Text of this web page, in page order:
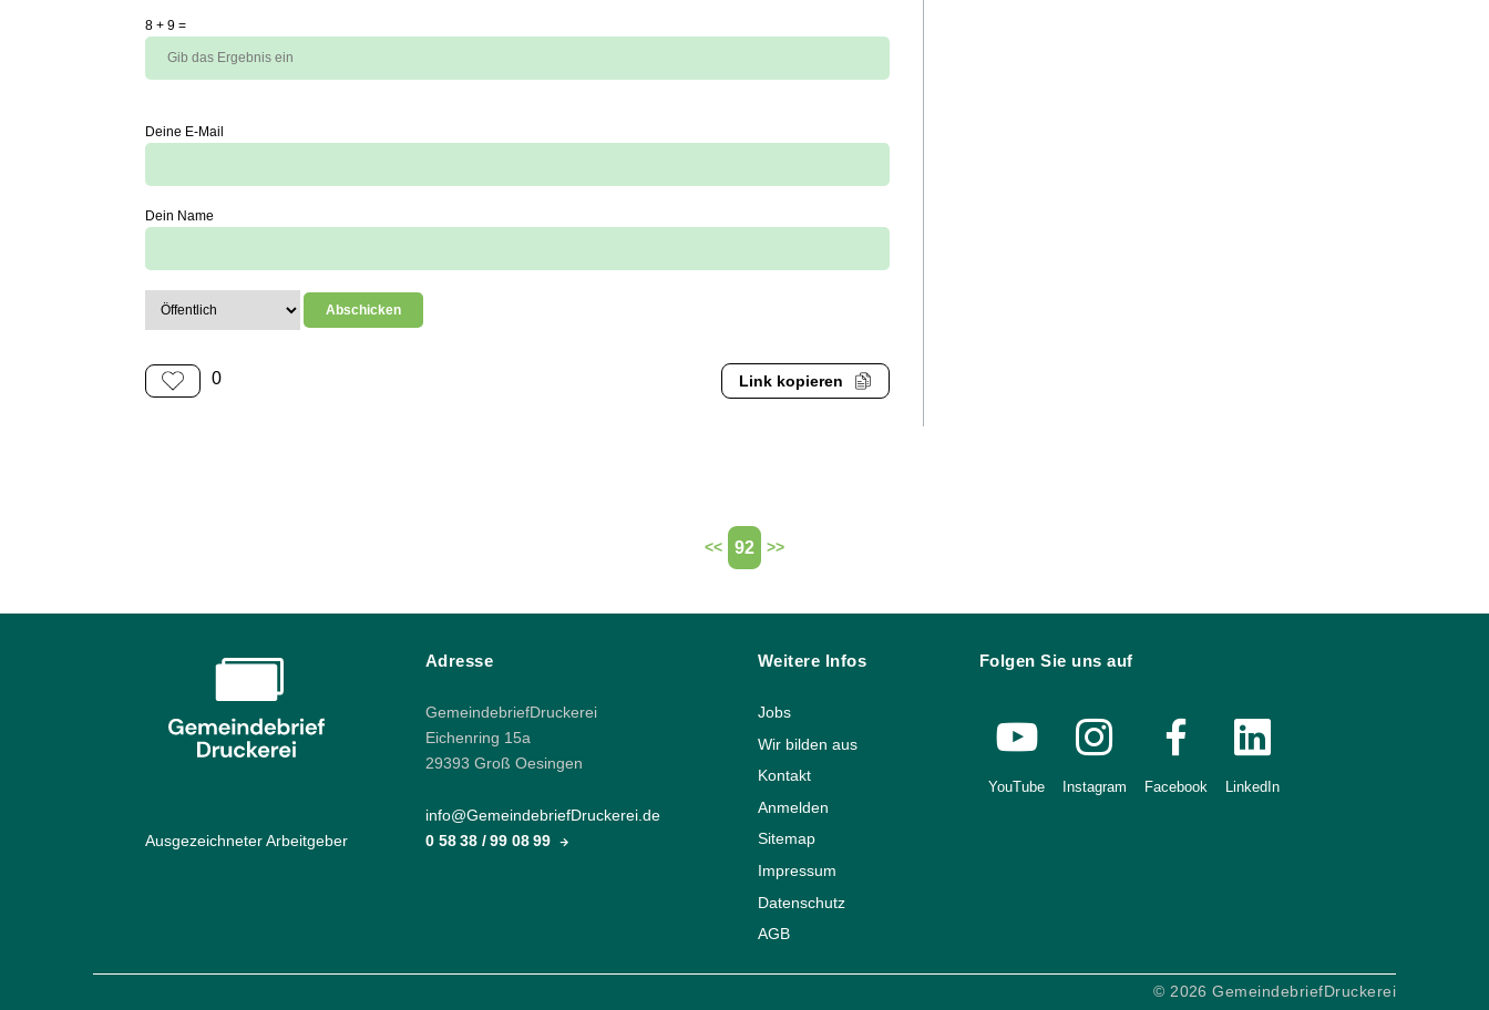
8 + 9 =
Deine E-Mail
Dein Name
0 Link kopieren
<< 92 >>
Ausgezeichneter Arbeitgeber
Adresse
GemeindebriefDruckerei
Eichenring 15a
29393 Groß Oesingen
info@GemeindebriefDruckerei.de
0 58 38 / 99 08 99
Weitere Infos
Jobs
Wir bilden aus
Kontakt
Anmelden
Sitemap
Impressum
Datenschutz
AGB
Folgen Sie uns auf
YouTube Instagram Facebook LinkedIn
© 2026 GemeindebriefDruckerei